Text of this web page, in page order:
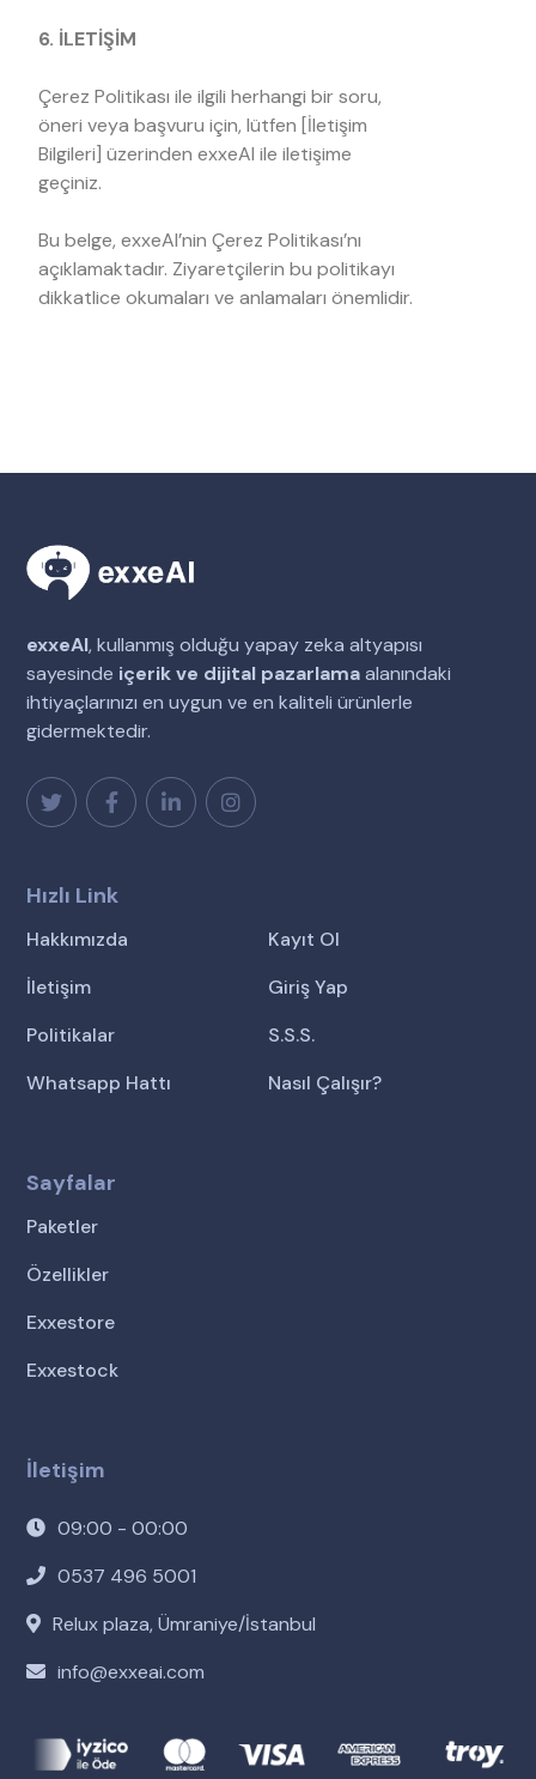
6. İLETİŞİM
Çerez Politikası ile ilgili herhangi bir soru,
öneri veya başvuru için, lütfen [İletişim
Bilgileri] üzerinden exxeAI ile iletişime
geçiniz.
Bu belge, exxeAI’nin Çerez Politikası’nı
açıklamaktadır. Ziyaretçilerin bu politikayı
dikkatlice okumaları ve anlamaları önemlidir.
exxeAI, kullanmış olduğu yapay zeka altyapısı
sayesinde içerik ve dijital pazarlamaalanındaki
ihtiyaçlarınızı en uygun ve en kaliteli ürünlerle
gidermektedir.
Hızlı Link
Hakkımızda
Kayıt Ol
İletişim
Giriş Yap
Politikalar
S.S.S.
Whatsapp Hattı
Nasıl Çalışır?
Sayfalar
Paketler
Özellikler
Exxestore
Exxestock
İletişim
09:00 - 00:00
0537 496 5001
Relux plaza, Ümraniye/İstanbul
info@exxeai.com